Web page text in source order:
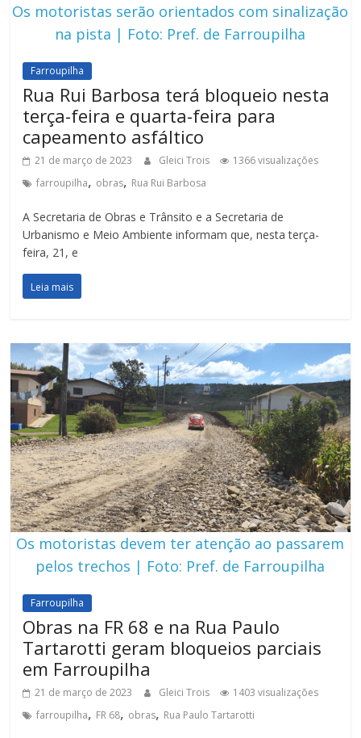
Os motoristas serão orientados com sinalização
na pista | Foto: Pref. de Farroupilha
Farroupilha
Rua Rui Barbosa terá bloqueio nesta
terça-feira e quarta-feira para
capeamento asfáltico
21 de março de 2023 Gleici Trois
1366 visualizações
farroupilha, obras, Rua Rui Barbosa
A Secretaria de Obras e Trânsito e a Secretaria de
Urbanismo e Meio Ambiente informam que, nesta terça-
feira, 21, e
Leia mais
Os motoristas devem ter atenção ao passarem
pelos trechos | Foto: Pref. de Farroupilha
Farroupilha
Obras na FR 68 e na Rua Paulo
Tartarotti geram bloqueios parciais
em Farroupilha
21 de março de 2023 Gleici Trois
1403 visualizações
farroupilha, FR 68, obras, Rua Paulo Tartarotti